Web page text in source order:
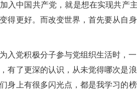
入中国共产党，就是想在实现共产
得更好。而改变世界，首先要从自
入党积极分子参与党组织生活时，
有了更深的认识，从未觉得哪次是
身上有很多闪光点，都是我学习的